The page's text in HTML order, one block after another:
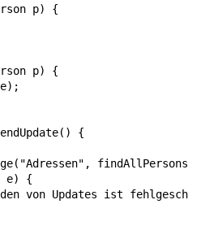
p) {
p) {
{
e) {
von Updates ist